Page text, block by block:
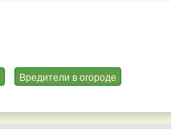
Вредители в огороде